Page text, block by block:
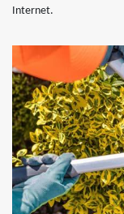
Internet.